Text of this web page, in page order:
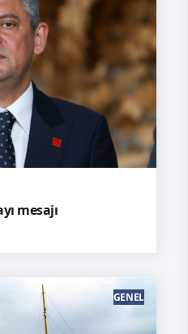
mesajı
GENEL